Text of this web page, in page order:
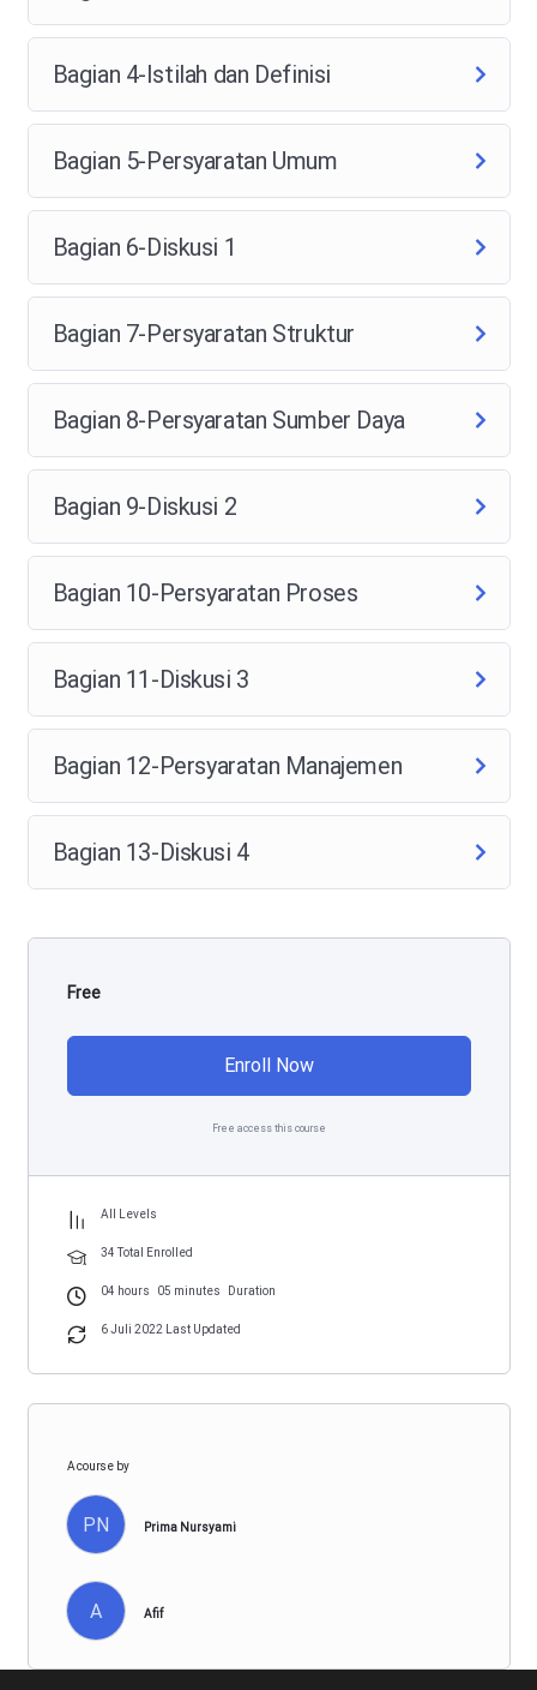
Bagian 4-Istilah dan Definisi
Bagian 5-Persyaratan Umum
Bagian 6-Diskusi 1
Bagian 7-Persyaratan Struktur
Bagian 8-Persyaratan Sumber Daya
Bagian 9-Diskusi 2
Bagian 10-Persyaratan Proses
Bagian 11-Diskusi 3
Bagian 12-Persyaratan Manajemen
Bagian 13-Diskusi 4
Free
Enroll Now
Free access this course
All Levels
34 Total Enrolled
04 hours 05 minutes Duration
6 Juli 2022 Last Updated
A course by
PN Prima Nursyami
A Afif